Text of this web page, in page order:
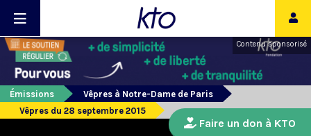
Contenu sponsorisé
Émissions
Vêpres à Notre-Dame de Paris
Vêpres du 28 septembre 2015
Faire un don à KTO